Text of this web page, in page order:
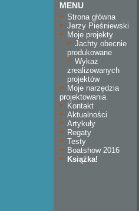
MENU
Strona główna
Jerzy Pieśniewski
Moje projekty
Jachty obecnie
produkowane
Wykaz
zrealizowanych
projektów
Moje narzędzia
projektowania
Kontakt
Aktualności
Artykuły
Regaty
Testy
Boatshow 2016
Książka!